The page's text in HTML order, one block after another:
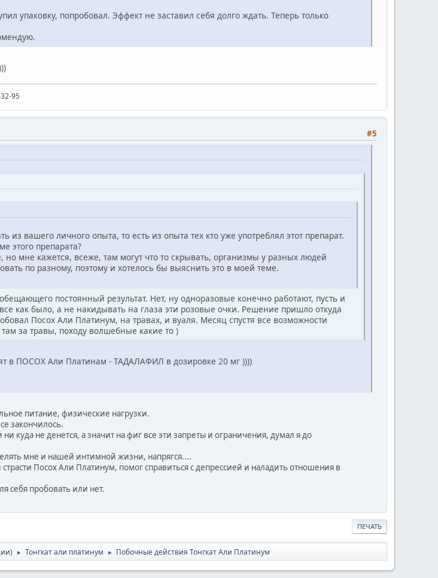
упаковку, попробовал. Эффект не заставил себя долго ждать. Теперь только
95
#5
из вашего личного опыта, то есть из опыта тех кто уже употреблял этот препарат.
этого препарата?
мне кажется, всеже, там могут что то скрывать, организмы у разных людей
по разному, поэтому и хотелось бы выяснить это в моей теме.
постоянный результат. Нет, ну одноразовые конечно работают, пусть и
как было, а не накидывать на глаза эти розовые очки. Решение пришло откуда
Посох Али Платинум, на травах, и вуаля. Месяц спустя все возможности
за травы, походу волшебные какие то )
в ПОСОХ Али Платинам - ТАДАЛАФИЛ в дозировке 20 мг ))))
питание, физические нагрузки.
закончилось.
куда не денется, а значит на фиг все эти запреты и ограничения, думал я до
мне и нашей интимной жизни, напрягся....
Посох Али Платинум, помог справиться с депрессией и наладить отношения в
себя пробовать или нет.
ПЕЧАТЬ
► Тонгкат али платинум ► Побочные действия Тонгкат Али Платинум